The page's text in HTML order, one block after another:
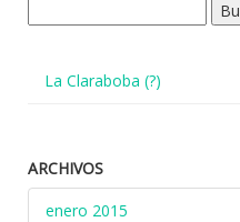
La Claraboba (?)
ARCHIVOS
enero 2015